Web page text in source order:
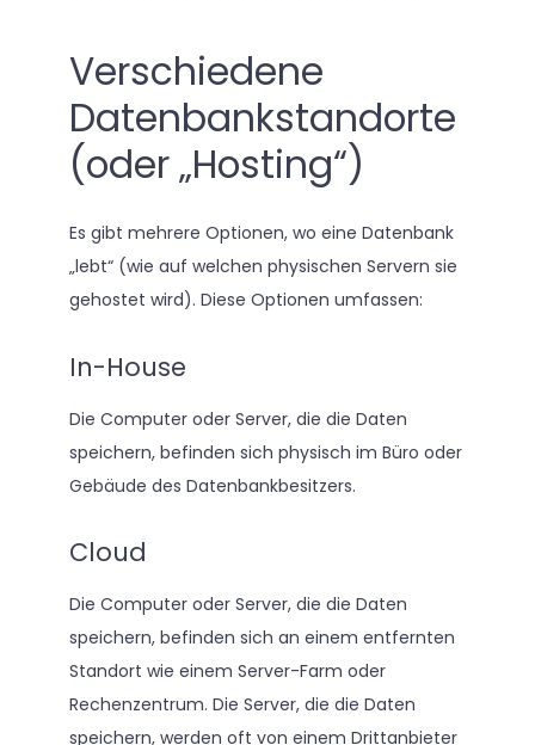
Verschiedene
Datenbankstandorte
(oder „Hosting“)
Es gibt mehrere Optionen, wo eine Datenbank
„lebt“ (wie auf welchen physischen Servern sie
gehostet wird). Diese Optionen umfassen:
In-House
Die Computer oder Server, die die Daten
speichern, befinden sich physisch im Büro oder
Gebäude des Datenbankbesitzers.
Cloud
Die Computer oder Server, die die Daten
speichern, befinden sich an einem entfernten
Standort wie einem Server-Farm oder
Rechenzentrum. Die Server, die die Daten
speichern, werden oft von einem Drittanbieter